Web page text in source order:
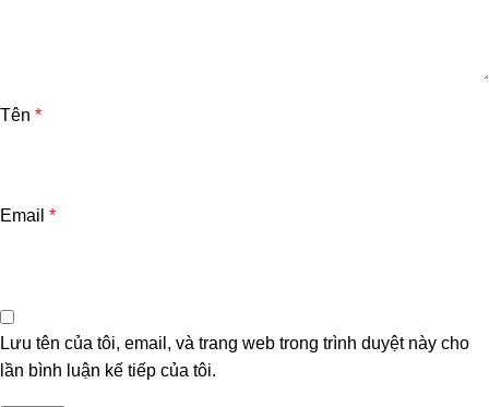
Tên *
Email *
Lưu tên của tôi, email, và trang web trong trình duyệt này cho
lần bình luận kế tiếp của tôi.